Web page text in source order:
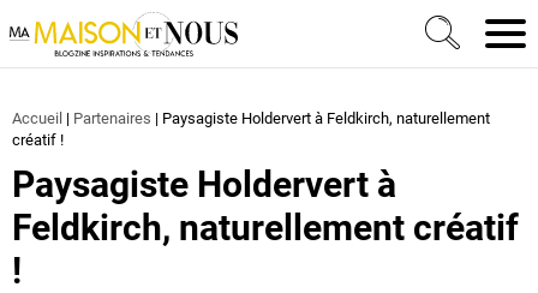
Ma Maison et Nous Construction, rénovation &
Accueil | Partenaires | Paysagiste Holdervert à Feldkirch, naturellement
créatif !
Paysagiste Holdervert à
Feldkirch, naturellement créatif
!